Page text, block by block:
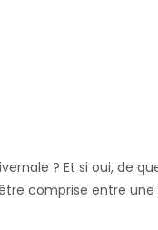
? Et si oui, de
comprise entre une